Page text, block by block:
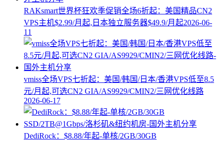
RAKsmart世界杯狂欢季促销全场6折起：美国精品CN2
VPS主机$2.99/月起,日本独立服务器$49.9/月起2026-06-
11
vmiss全场VPS七折起：美国/韩国/日本/香港VPS低至8.5
元/月起,可选CN2 GIA/AS9929/CMIN2/三网优化线路
2026-06-17
DediRock：$8.88/年起-单核/2GB/30GB